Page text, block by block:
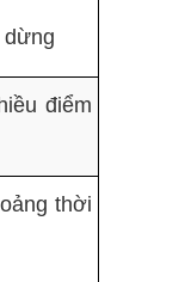
dừng
điểm
thời